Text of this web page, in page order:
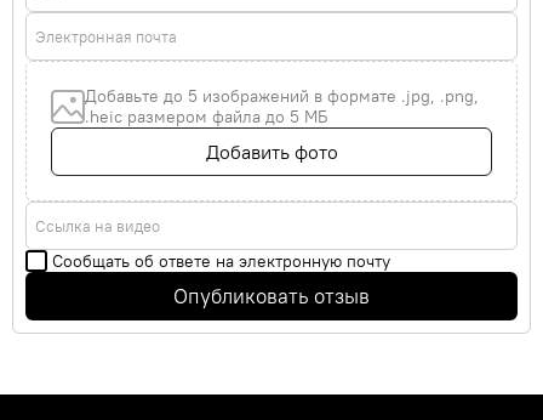
Электронная почта
Добавьте до 5 изображений в формате .jpg, .png,
.heic размером файла до 5 МБ
Добавить фото
Ссылка на видео
Сообщать об ответе на электронную почту
Опубликовать отзыв